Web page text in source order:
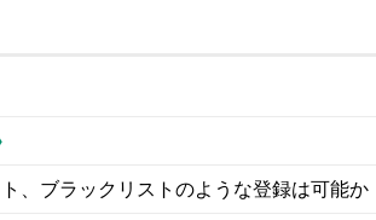
、ブラックリストのような登録は可能か